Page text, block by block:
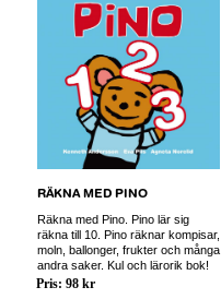
RÄKNA MED PINO
Räkna med Pino. Pino lär sig
räkna till 10. Pino räknar kompisar,
moln, ballonger, frukter och många
andra saker. Kul och lärorik bok!
Pris: 98 kr